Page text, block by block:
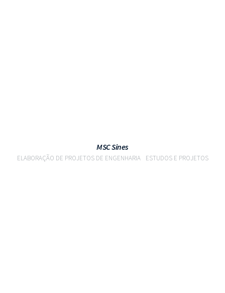
MSC Sines
ELABORAÇÃO DE PROJETOS DE ENGENHARIA ESTUDOS E PROJETOS